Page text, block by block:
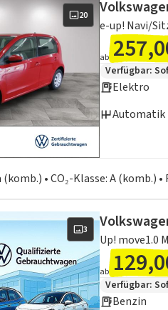
20
ab
Zusätzliche
Verfügbar:
Elektro
Automatik
• CO₂-Klasse: A (komb.)
3
ab
Zusätzliche
Verfügbar:
Benzin